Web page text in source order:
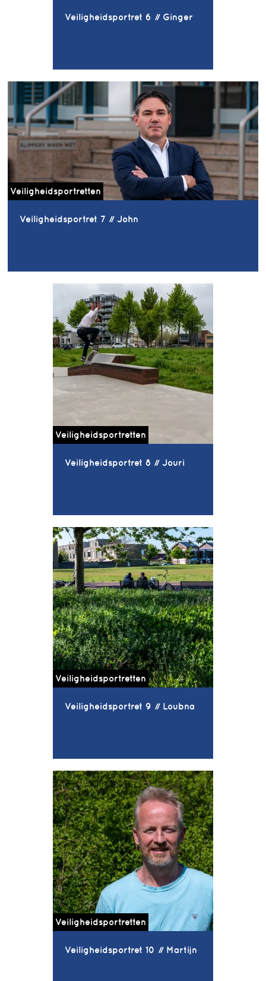
Veiligheidsportret 6 // Ginger
Veiligheidsportretten
Veiligheidsportret 7 // John
Veiligheidsportretten
Veiligheidsportret 8 // Jouri
Veiligheidsportretten
Veiligheidsportret 9 // Loubna
Veiligheidsportretten
Veiligheidsportret 10 // Martijn